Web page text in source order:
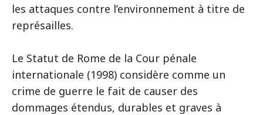
les attaques contre l’environnement à titre de
représailles.
Le Statut de Rome de la Cour pénale
internationale (1998) considère comme un
crime de guerre le fait de causer des
dommages étendus, durables et graves à